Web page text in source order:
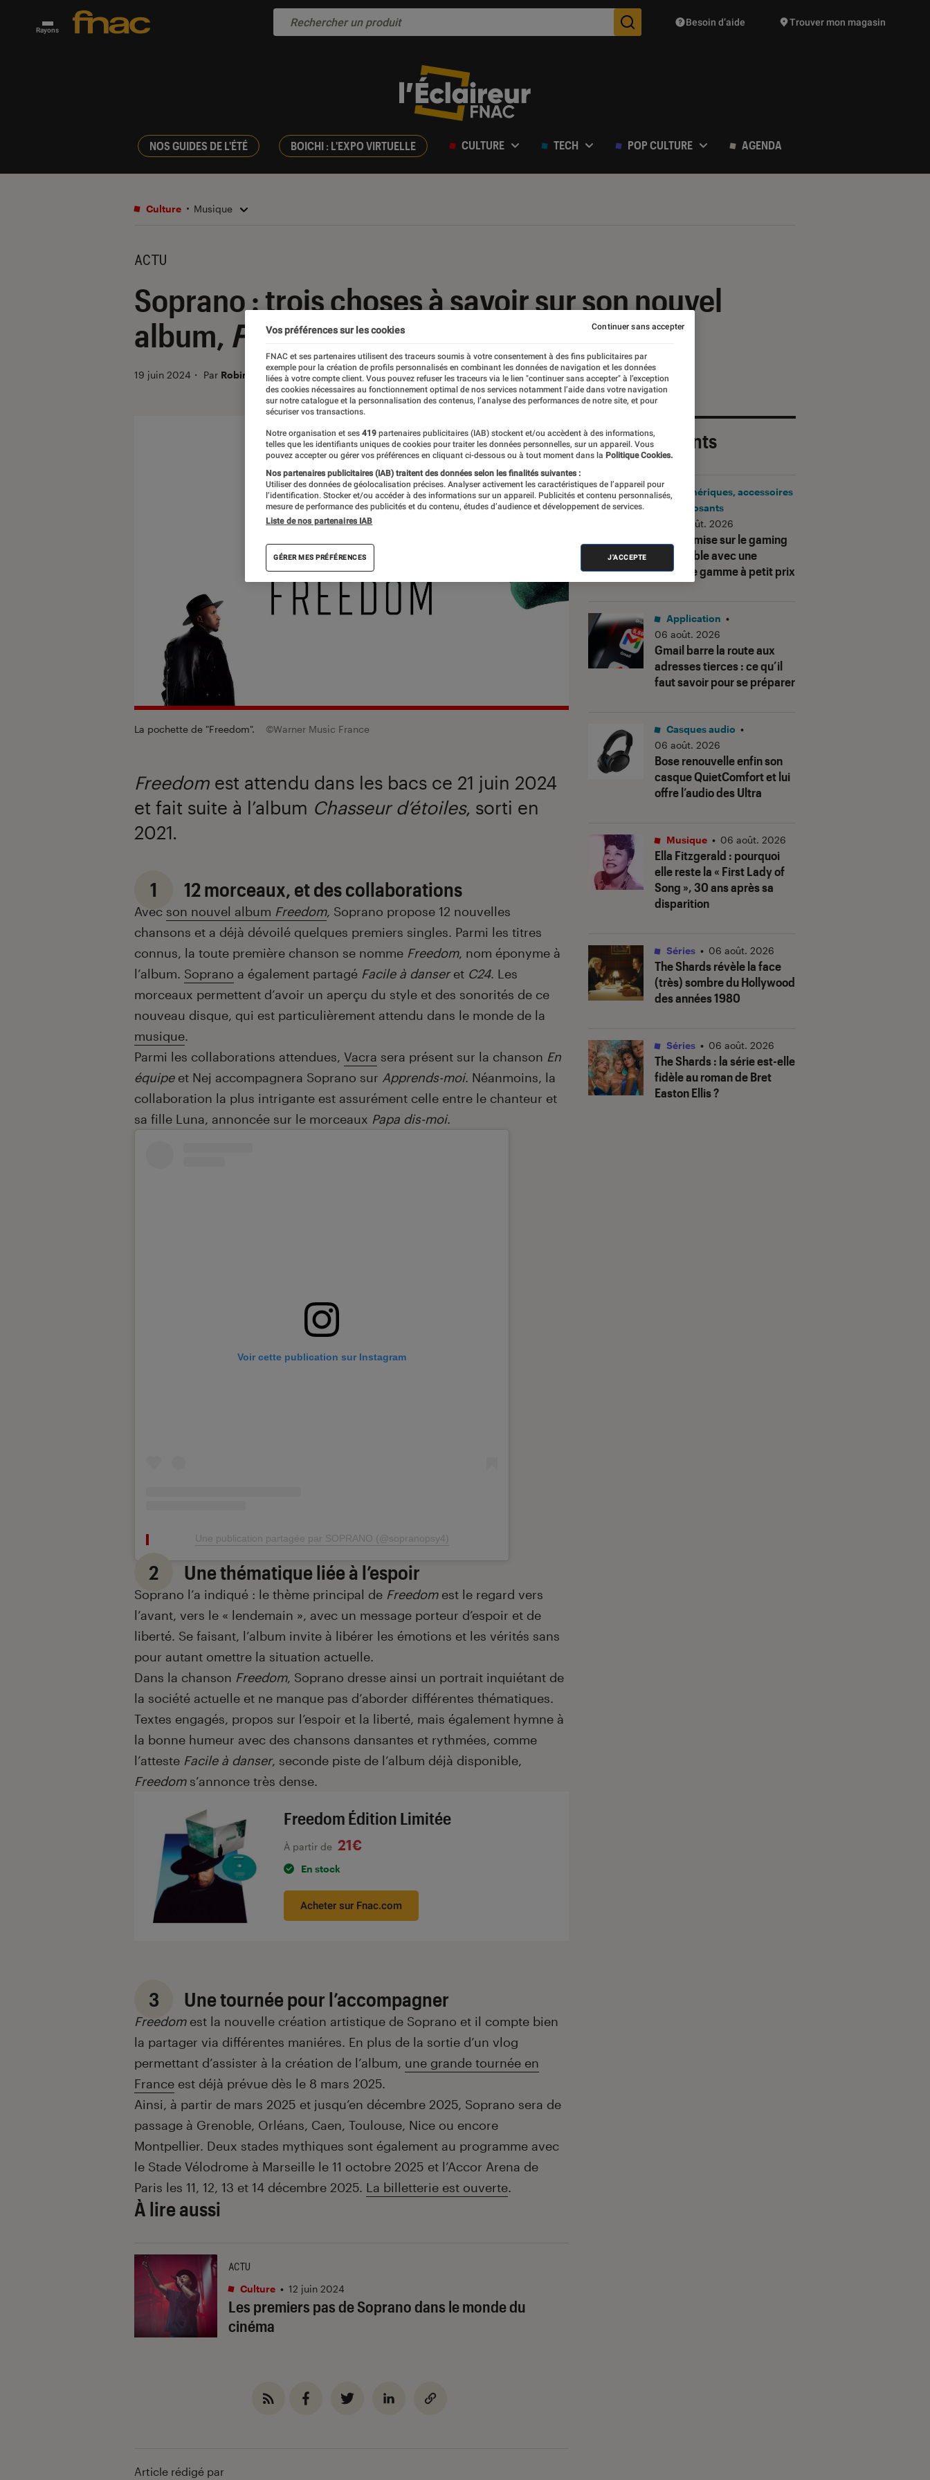
Rayons Des suggestions de produits vont vous être proposées
Besoin d’aide Trouver mon magasin
NOS GUIDES DE L'ÉTÉ BOICHI : L'EXPO VIRTUELLE CULTURE TECH POP CULTURE AGENDA
Culture Musique
ACTU
Soprano : trois choses à savoir sur son nouvel
album, Freedom
19 juin 2024 ・ Par Robin Negre
La pochette de "Freedom". ©Warner Music France
Freedom est attendu dans les bacs ce 21 juin 2024
et fait suite à l’album Chasseur d’étoiles, sorti en
2021.
1 12 morceaux, et des collaborations
Avec son nouvel album Freedom, Soprano propose 12 nouvelles
chansons et a déjà dévoilé quelques premiers singles. Parmi les titres
connus, la toute première chanson se nomme Freedom, nom éponyme à
l’album. Soprano a également partagé Facile à danseret C24. Les
morceaux permettent d’avoir un aperçu du style et des sonorités de ce
nouveau disque, qui est particulièrement attendu dans le monde de la
musique.
Parmi les collaborations attendues, Vacra sera présent sur la chanson En
équipeet Nej accompagnera Soprano sur Apprends-moi. Néanmoins, la
collaboration la plus intrigante est assurément celle entre le chanteur et
sa fille Luna, annoncée sur le morceaux Papa dis-moi.
Voir cette publication sur Instagram
Une publication partagée par SOPRANO (@sopranopsy4)
2 Une thématique liée à l’espoir
Soprano l’a indiqué : le thème principal de Freedomest le regard vers
l’avant, vers le « lendemain », avec un message porteur d’espoir et de
liberté. Se faisant, l’album invite à libérer les émotions et les vérités sans
pour autant omettre la situation actuelle.
Dans la chanson Freedom, Soprano dresse ainsi un portrait inquiétant de
la société actuelle et ne manque pas d’aborder différentes thématiques.
Textes engagés, propos sur l’espoir et la liberté, mais également hymne à
la bonne humeur avec des chansons dansantes et rythmées, comme
l’atteste Facile à danser, seconde piste de l’album déjà disponible,
Freedoms’annonce très dense.
Freedom Édition Limitée
À partir de 21€
En stock
Acheter sur Fnac.com
3 Une tournée pour l’accompagner
Freedomest la nouvelle création artistique de Soprano et il compte bien
la partager via différentes maniéres. En plus de la sortie d’un vlog
permettant d’assister à la création de l’album, une grande tournée en
France est déjà prévue dès le 8 mars 2025.
Ainsi, à partir de mars 2025 et jusqu’en décembre 2025, Soprano sera de
passage à Grenoble, Orléans, Caen, Toulouse, Nice ou encore
Montpellier. Deux stades mythiques sont également au programme avec
le Stade Vélodrome à Marseille le 11 octobre 2025 et l’Accor Arena de
Paris les 11, 12, 13 et 14 décembre 2025. La billetterie est ouverte.
À lire aussi
Les premiers pas de Soprano dans le monde du
cinéma
ACTU
Culture • 12 juin 2024
Article rédigé par
Les plus récents
Corsair mise sur le gaming
accessible avec une
nouvelle gamme à petit prix
Périphériques, accessoires
et composants
06 août. 2026
Gmail barre la route aux
adresses tierces : ce qu’il
faut savoir pour se préparer
Application •
06 août. 2026
Bose renouvelle enfin son
casque QuietComfort et lui
offre l’audio des Ultra
Casques audio •
06 août. 2026
Ella Fitzgerald : pourquoi
elle reste la « First Lady of
Song », 30 ans après sa
disparition
Musique • 06 août. 2026
The Shardsrévèle la face
(très) sombre du Hollywood
des années 1980
Séries • 06 août. 2026
The Shards: la série est-elle
fidèle au roman de Bret
Easton Ellis ?
Séries • 06 août. 2026
Vos préférences sur les cookies
FNAC et ses partenaires utilisent des traceurs soumis à votre consentement à des fins publicitaires par
exemple pour la création de profils personnalisés en combinant les données de navigation et les données
liées à votre compte client. Vous pouvez refuser les traceurs via le lien "continuer sans accepter" à l’exception
des cookies nécessaires au fonctionnement optimal de nos services notamment l’aide dans votre navigation
sur notre catalogue et la personnalisation des contenus, l’analyse des performances de notre site, et pour
sécuriser vos transactions.
Notre organisation et ses 419 partenaires publicitaires (IAB) stockent et/ou accèdent à des informations,
telles que les identifiants uniques de cookies pour traiter les données personnelles, sur un appareil. Vous
pouvez accepter ou gérer vos préférences en cliquant ci-dessous ou à tout moment dans la Politique Cookies.
Nos partenaires publicitaires (IAB) traitent des données selon les finalités suivantes :
Utiliser des données de géolocalisation précises. Analyser activement les caractéristiques de l’appareil pour
l’identification. Stocker et/ou accéder à des informations sur un appareil. Publicités et contenu personnalisés,
mesure de performance des publicités et du contenu, études d’audience et développement de services.
Liste de nos partenaires IAB
GÉRER MES PRÉFÉRENCES J'ACCEPTE
Continuer sans accepter